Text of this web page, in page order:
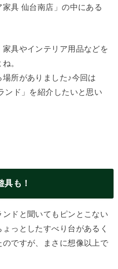
具 仙台南店」の中にある
具やインテリア用品などを
。
所がありました♪今回は
ンド」を紹介したいと思い
も！
ドと聞いてもピンとこない
っとしたすべり台があるく
ですが、まさに想像以上で